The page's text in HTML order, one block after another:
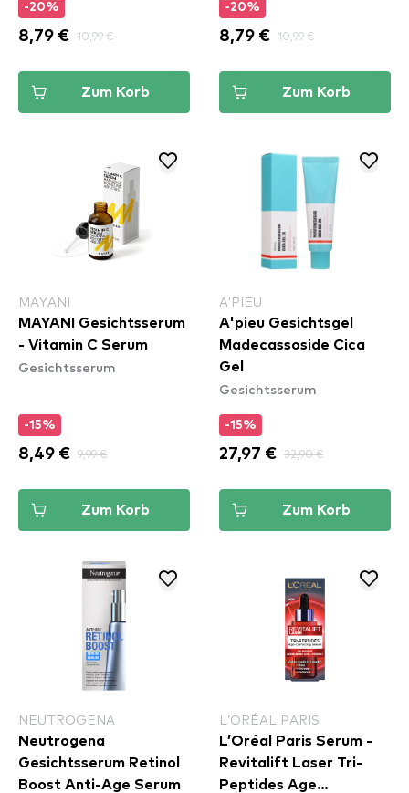
-20%
8,79 € 10,99 €
Zum Korb
-20%
8,79 € 10,99 €
Zum Korb
MAYANI
MAYANI Gesichtsserum
- Vitamin C Serum
Gesichtsserum
-15%
8,49 € 9,99 €
Zum Korb
A'PIEU
A'pieu Gesichtsgel
Madecassoside Cica
Gel
Gesichtsserum
-15%
27,97 € 32,90 €
Zum Korb
NEUTROGENA
Neutrogena
Gesichtsserum Retinol
Boost Anti-Age Serum
L’ORÉAL PARIS
L’Oréal Paris Serum -
Revitalift Laser Tri-
Peptides Age